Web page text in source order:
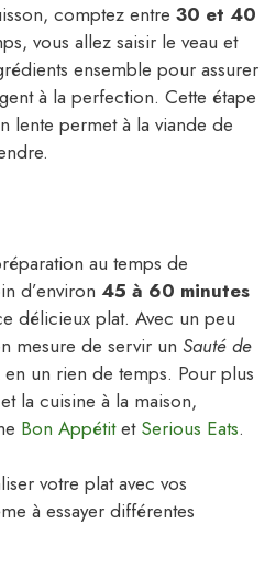
comptez entre 30 et 40
vous allez saisir le veau et
ensemble pour assurer
à la perfection. Cette étape
lente permet à la viande de
au temps de
d’environ 45 à 60 minutes
délicieux plat. Avec un peu
mesure de servir un Sauté de
en un rien de temps. Pour plus
la cuisine à la maison,
Bon Appétitet Serious Eats.
votre plat avec vos
à essayer différentes